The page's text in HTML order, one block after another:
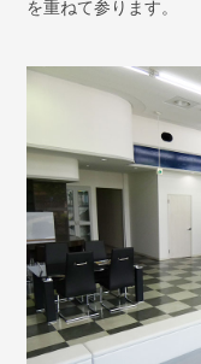
を重ねて参ります。